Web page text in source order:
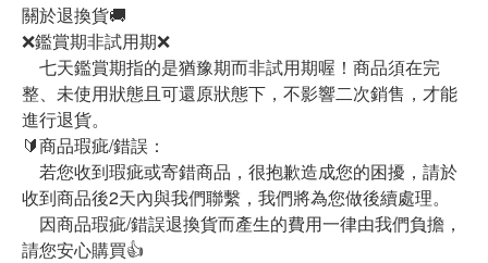
關於退換貨🚚
❌鑑賞期非試用期❌
七天鑑賞期指的是猶豫期而非試用期喔！商品須在完
整、未使用狀態且可還原狀態下，不影響二次銷售，才能
進行退貨。
🔰商品瑕疵/錯誤：
若您收到瑕疵或寄錯商品，很抱歉造成您的困擾，請於
收到商品後2天內與我們聯繫，我們將為您做後續處理。
因商品瑕疵/錯誤退換貨而產生的費用一律由我們負擔，
請您安心購買👍